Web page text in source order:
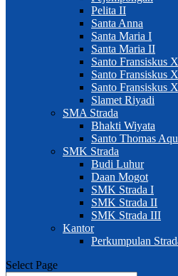
Pelita II
Santa Anna
Santa Maria I
Santa Maria II
Santo Fransiskus
Santo Fransiskus
Santo Fransiskus
Slamet Riyadi
SMA Strada
Bhakti Wiyata
Santo Thomas
SMK Strada
Budi Luhur
Daan Mogot
SMK Strada I
SMK Strada II
SMK Strada III
Kantor
Perkumpulan
Select Page